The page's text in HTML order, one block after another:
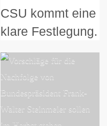
CSU kommt eine
klare Festlegung.